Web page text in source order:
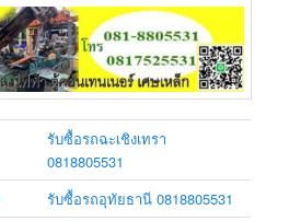
รับซื้อรถฉะเชิงเทรา
0818805531
รับซื้อรถอุทัยธานี 0818805531